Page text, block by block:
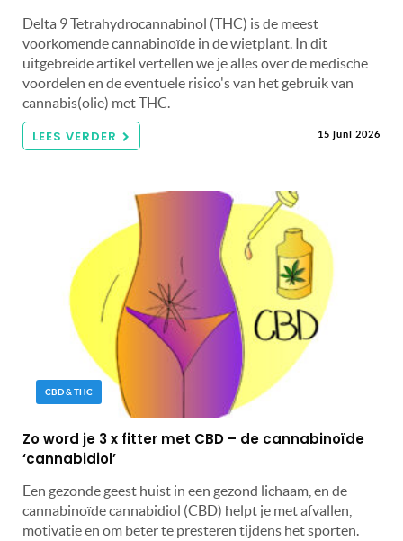
Delta 9 Tetrahydrocannabinol (THC) is de meest
voorkomende cannabinoïde in de wietplant. In dit
uitgebreide artikel vertellen we je alles over de medische
voordelen en de eventuele risico's van het gebruik van
cannabis(olie) met THC.
LEES VERDER 15 juni 2026
CBD & THC
Zo word je 3 x fitter met CBD – de cannabinoïde
‘cannabidiol’
Een gezonde geest huist in een gezond lichaam, en de
cannabinoïde cannabidiol (CBD) helpt je met afvallen,
motivatie en om beter te presteren tijdens het sporten.